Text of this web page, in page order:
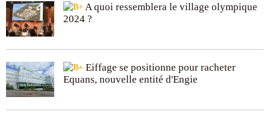
A quoi ressemblera le village olympique
2024 ?
Eiffage se positionne pour racheter
Equans, nouvelle entité d'Engie